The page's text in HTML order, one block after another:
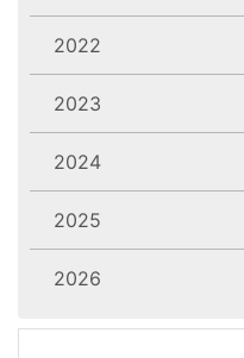
2022
2023
2024
2025
2026